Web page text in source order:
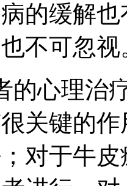
的缓解
不可忽视
的心理治
关键的
对于牛